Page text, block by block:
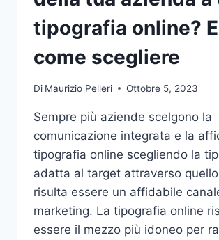
tipografia online?
come scegliere
Di Maurizio Pelleri Ottobre 5, 2023
Sempre più aziende scelgono la
comunicazione integrata e la
tipografia online scegliendo la
adatta al target attraverso
risulta essere un affidabile
marketing. La tipografia online
essere il mezzo più idoneo per